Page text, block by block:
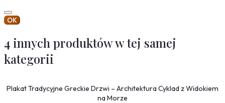
OK
4 innych produktów w tej samej
kategorii
Plakat Tradycyjne Greckie Drzwi – Architektura Cyklad z Widokiem
na Morze